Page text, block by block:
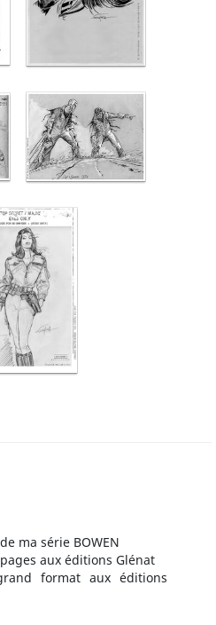
ma série BOWEN
aux éditions Glénat
format aux éditions